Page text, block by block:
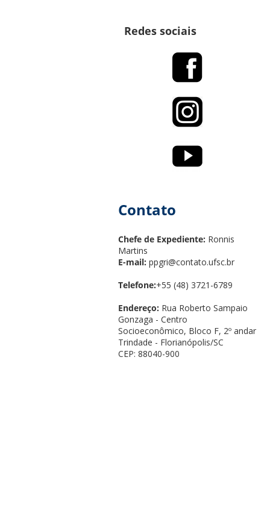
Redes sociais
Contato
Chefe de Expediente: Ronnis
Martins
E-mail: ppgri@contato.ufsc.br
Telefone:+55 (48) 3721-6789
Endereço: Rua Roberto Sampaio
Gonzaga - Centro
Socioeconômico, Bloco F, 2º andar
Trindade - Florianópolis/SC
CEP: 88040-900